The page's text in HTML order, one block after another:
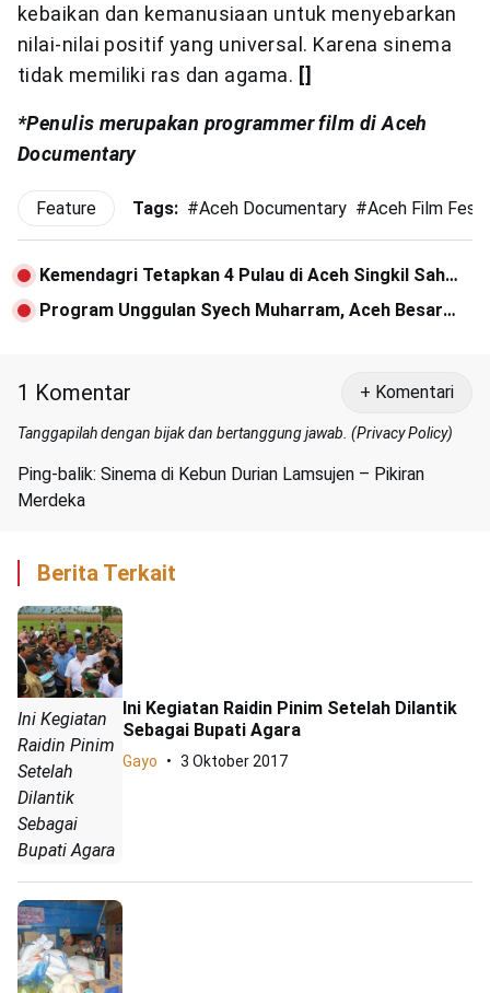
kebaikan dan kemanusiaan untuk menyebarkan
nilai-nilai positif yang universal. Karena sinema
tidak memiliki ras dan agama. []
*Penulis merupakan programmer film di Aceh
Documentary
Feature Tags: #Aceh Documentary #Aceh Film
Kemendagri Tetapkan 4 Pulau di Aceh Singkil Sah
Jadi Milik Sumatera Utara
Program Unggulan Syech Muharram, Aceh Besar
1 Komentar + Komentari
Tanggapilah dengan bijak dan bertanggung jawab. (Privacy Policy)
Ping-balik: Sinema di Kebun Durian Lamsujen – Pikiran
Merdeka
Berita Terkait
Ini Kegiatan
Raidin Pinim
Setelah
Dilantik
Sebagai
Bupati Agara
Ini Kegiatan Raidin Pinim Setelah Dilantik
Sebagai Bupati Agara
Gayo 3 Oktober 2017